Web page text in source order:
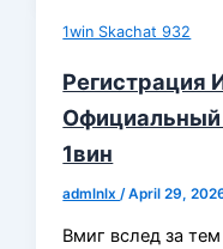
1win Skachat 932
Регистрация
Официальный
1вин
admlnlx /April 29,
Вмиг вслед за